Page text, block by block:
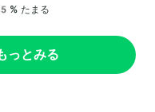
たまる
っとみる